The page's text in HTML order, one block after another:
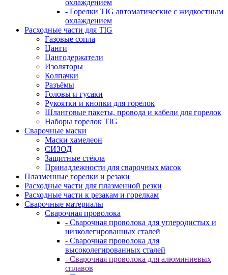
охлаждением
- Горелки TIG автоматические с жидкостным
охлаждением
Расходные части для TIG
Газовые сопла
Цанги
Цангодержатели
Изоляторы
Колпачки
Разъёмы
Головы и гусаки
Рукоятки и кнопки для горелок
Шланговые пакеты, провода и кабели для горелок
Наборы горелок TIG
Сварочные маски
Маски хамелеон
СИЗОД
Защитные стёкла
Принадлежности для сварочных масок
Плазменные горелки и резаки
Расходные части для плазменной резки
Расходные части к резакам и горелкам
Сварочные материалы
Сварочная проволока
- Сварочная проволока для углеродистых и
низколегированных сталей
- Сварочная проволока для
высоколегированных сталей
- Сварочная проволока для алюминиевых
сплавов